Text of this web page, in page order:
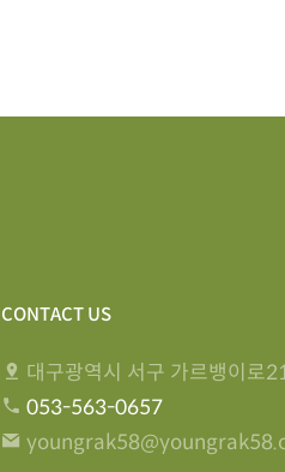
CONTACT US
대구광역시 서구 가르뱅이로
053-563-0657